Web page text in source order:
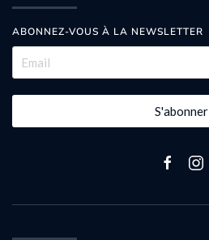
ABONNEZ-VOUS À LA NEWSLETTER
S'abonner